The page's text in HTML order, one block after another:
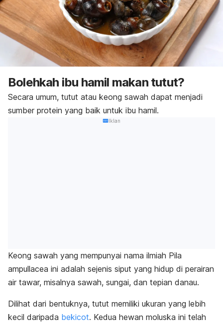
Bolehkah ibu hamil makan tutut?
Secara umum, tutut atau keong sawah dapat menjadi
sumber protein yang baik untuk ibu hamil.
Iklan
Keong sawah yang mempunyai nama ilmiah Pila
ampullacea ini adalah sejenis siput yang hidup di perairan
air tawar, misalnya sawah, sungai, dan tepian danau.
Dilihat dari bentuknya, tutut memiliki ukuran yang lebih
kecil daripada bekicot. Kedua hewan moluska ini telah